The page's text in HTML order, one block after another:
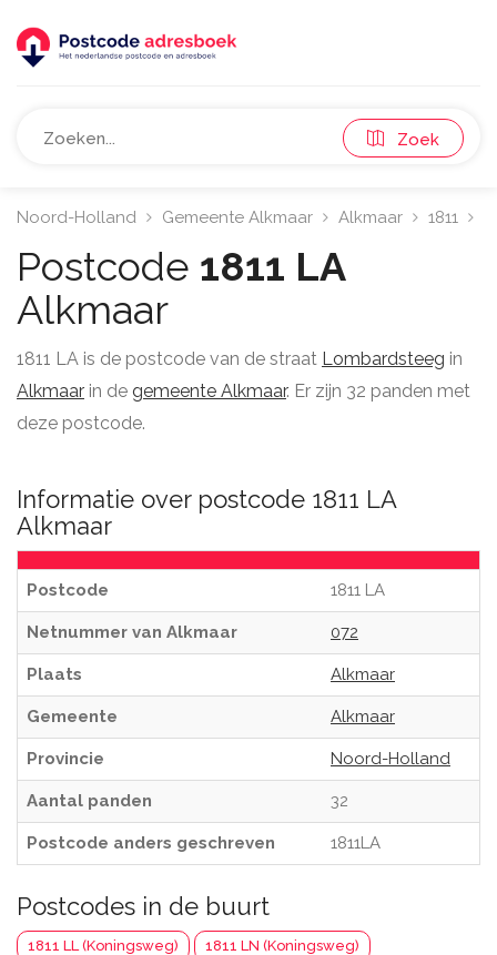
Zoek
Noord-Holland Gemeente Alkmaar Alkmaar 1811
Postcode 1811 LA
Alkmaar
1811 LA is de postcode van de straat Lombardsteeg in
Alkmaar in de gemeente Alkmaar. Er zijn 32 panden met
deze postcode.
Informatie over postcode 1811 LA
Alkmaar
Postcode 1811 LA
Netnummer van Alkmaar 072
Plaats Alkmaar
Gemeente Alkmaar
Provincie Noord-Holland
Aantal panden 32
Postcode anders geschreven 1811LA
Postcodes in de buurt
1811 LL (Koningsweg) 1811 LN (Koningsweg)